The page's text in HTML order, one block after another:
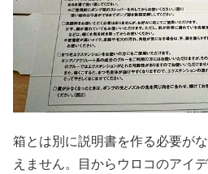
箱とは別に説明書を作る必要が
えません。目からウロコのアイ